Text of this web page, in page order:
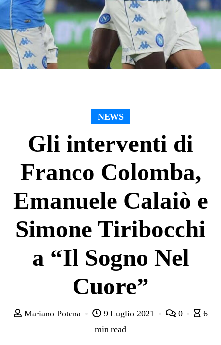
NEWS
Gli interventi di
Franco Colomba,
Emanuele Calaiò e
Simone Tiribocchi
a “Il Sogno Nel
Cuore”
Mariano Potena 9 Luglio 2021 0
6
min read